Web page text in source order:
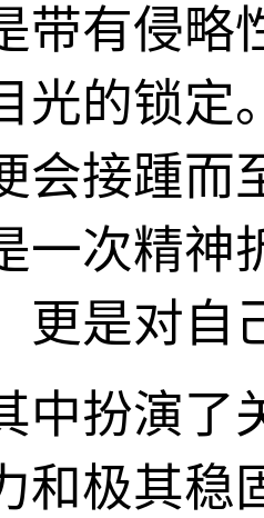
带有侵略
光的锁定
会接踵而
一次精神
更是对自
中扮演了
和极其稳